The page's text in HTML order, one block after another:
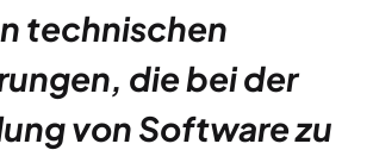
technischen
die bei der
von Software zu